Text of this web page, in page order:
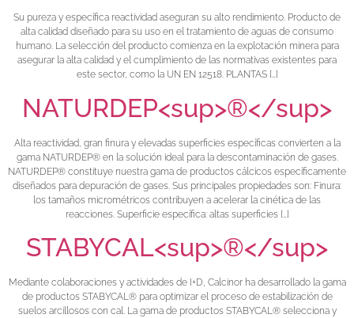
Su pureza y específica reactividad aseguran su alto rendimiento. Producto de
alta calidad diseñado para su uso en el tratamiento de aguas de consumo
humano. La selección del producto comienza en la explotación minera para
asegurar la alta calidad y el cumplimiento de las normativas existentes para
este sector, como la UN EN 12518. PLANTAS […]
NATURDEP<sup>®</sup>
Alta reactividad, gran finura y elevadas superficies específicas convierten a la
gama NATURDEP® en la solución ideal para la descontaminación de gases.
NATURDEP® constituye nuestra gama de productos cálcicos específicamente
diseñados para depuración de gases. Sus principales propiedades son: Finura:
los tamaños micrométricos contribuyen a acelerar la cinética de las
reacciones. Superficie específica: altas superficies […]
STABYCAL<sup>®</sup>
Mediante colaboraciones y actividades de I+D, Calcinor ha desarrollado la gama
de productos STABYCAL® para optimizar el proceso de estabilización de
suelos arcillosos con cal. La gama de productos STABYCAL® selecciona y